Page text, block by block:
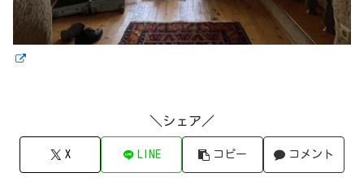
＼シェア／
X LINE コピー コメント